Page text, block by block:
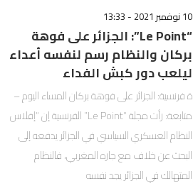
10 نوفمبر 2021 - 13:33
“Le Point”: الجزائر على فوهة
بركان والنظام رسم لنفسه أعداء
ليلعب دور كبش الفداء
ة فرنسية: الجزائر على فوهة بركان المساء اليوم –
متابعة: رأت مجلة “Le Point” الفرنسية إن “إفلاس
النظام العسكري السياسي في الجزائر يدفعه إلى
البحث عن خلاف مع جاره المغربي، فالنظام
المتهالك في الجزائر يجد نفسه